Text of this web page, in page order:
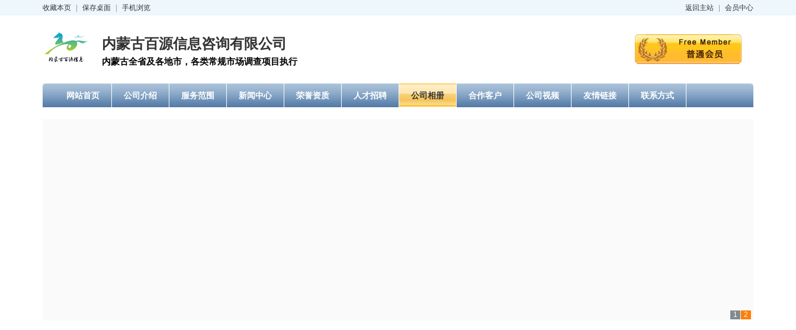
返回主站 会员中心
收藏本页 保存桌面 手机浏览
内蒙古百源信息咨询有限公司
内蒙古全省及各地市，各类常规市场调查项目执行
网站首页 公司介绍 服务范围 新闻中心 荣誉资质 人才招聘 公司相册 合作客户 公司视频 友情链接 联系方式
1 2